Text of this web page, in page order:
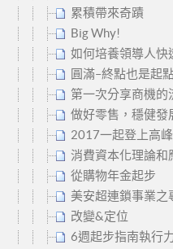
累積帶來奇蹟
Big Why!
如何培養領導人快
圓滿–終點也是起
第一次分享商機的
做好零售，穩健發
2017一起登上高峰
消費資本化理論和
從購物年金起步
美安超連鎖事業之
改變&定位
6週起步指南執行